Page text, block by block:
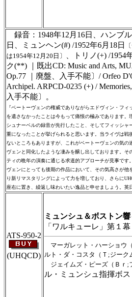
録音：1948年12月16日、ハンブ
日、ミュンヘン(#) /1952年6月18日
は1954年12月20日〕
、トリノ(+) /
ク(**) ｜既出CD: Music and Arts,
Op.77 ｜廃盤、入手不能〕/ Orfeo
Archipel. ARPCD-0235 (+) /
入手不能〕。
『ベートーヴェンの権威でありながらエドヴィン・フ
を遺さなかったことは今もって痛恨の極みであります。
シュナーベルの録音が先行したこと、そしてフィッシャ
重になったことが挙げられると思います。当ライヴは戦
ないところもありますが、これがベートーヴェンの気の
ヴェンと同化したような凄みを醸し出しております。そ
ティの晩年の演奏に通じる求道的アプローチが見事です
ヴェンにとっても後期の作品において、その気高さが他
り新リマスタリングによって力を増しており、さらに
座右に置き、繰返し味わいたい逸品と申せましょう。英
ATS-950-2
(UHQCD)
ミュンシュ＆ボストン
「ワルキューレ」第１幕
マーガレット・ハーショウ
ルト・ダ・コスタ（Ｔ;ジーク
ジェイムズ・ピーズ（Ｂｒ;
ル・ミュンシュ指揮ボス